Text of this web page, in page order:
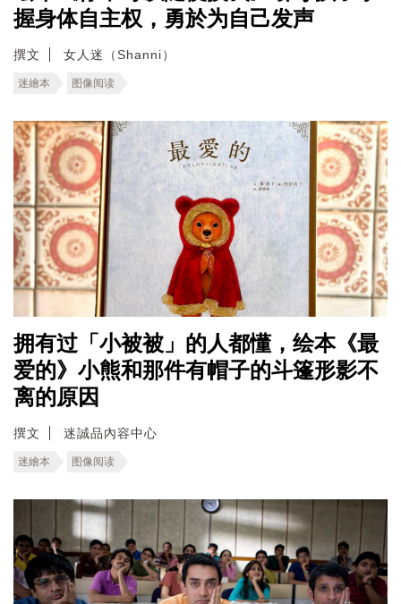
握身体自主权，勇於为自己发声
撰文 女人迷（Shanni）
迷繪本 图像阅读
拥有过「小被被」的人都懂，绘本《最
爱的》小熊和那件有帽子的斗篷形影不
离的原因
撰文 迷誠品內容中心
迷繪本 图像阅读